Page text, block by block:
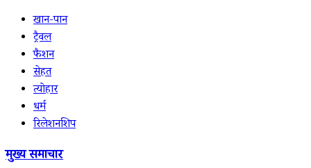
खान-पान
ट्रैवल
फैशन
सेहत
त्योहार
धर्म
रिलेशनशिप
मुख्य समाचार